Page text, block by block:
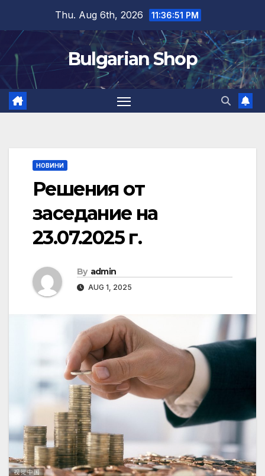
content
Thu. Aug 6th, 2026 11:36:52 PM
Bulgarian Shop
НОВИНИ
Решения от
заседание на
23.07.2025 г.
By admin
AUG 1, 2025